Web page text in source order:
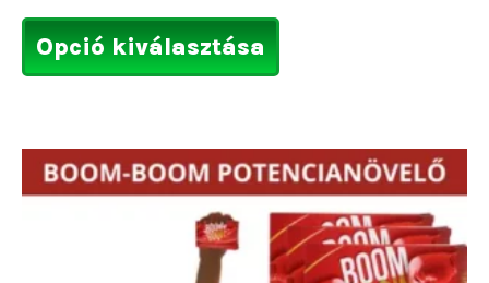
Opció kiválasztása